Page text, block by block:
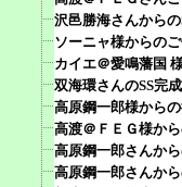
沢邑勝海さんからの
ソーニャ様からの
カイエ＠愛鳴藩国
双海環さんのSS完成
高原鋼一郎様から
高渡＠ＦＥＧ様か
高原鋼一郎さんか
高原鋼一郎さんか